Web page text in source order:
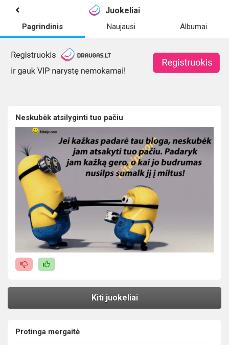
Juokeliai
Pagrindinis Naujausi Albumai
Neskubėk atsilyginti tuo pačiu
Kiti juokeliai
Protinga mergaitė